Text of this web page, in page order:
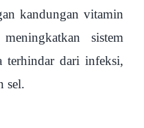
kandungan vitamin
sistem
terhindar dari infeksi,
sel.